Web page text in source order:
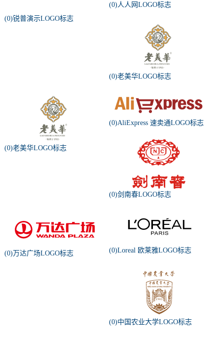
(0)锐普演示LOGO标志
(0)人人网LOGO标志
(0)老美华LOGO标志
(0)老美华LOGO标志
(0)AliExpress 速卖通LOGO标志
(0)剑南春LOGO标志
(0)万达广场LOGO标志 (0)Loreal 欧莱雅LOGO标志
(0)中国农业大学LOGO标志